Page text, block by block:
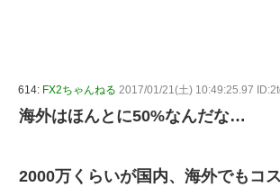
614: FX2ちゃんねる 2017/01/21(土) 10:49:25.97
海外はほんとに50%なんだな…
2000万くらいが国内、海外でもコ